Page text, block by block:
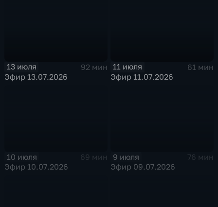
13 июля
92 мин
Эфир 13.07.2026
11 июля
61 мин
Эфир 11.07.2026
10 июля
69 мин
Эфир 10.07.2026
9 июля
76 мин
Эфир 09.07.2026